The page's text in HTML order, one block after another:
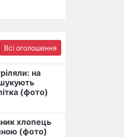
Всі оголошення
на
(фото)
хлопець
(фото)